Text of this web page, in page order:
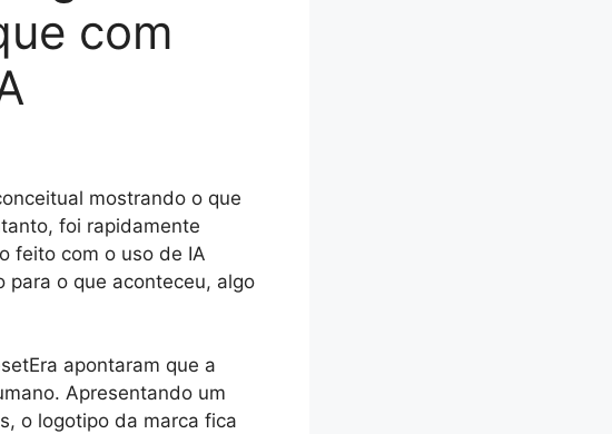
com
mostrando o que
foi rapidamente
feito com o uso de IA
para o que aconteceu, algo
apontaram que a
Apresentando um
o logotipo da marca fica